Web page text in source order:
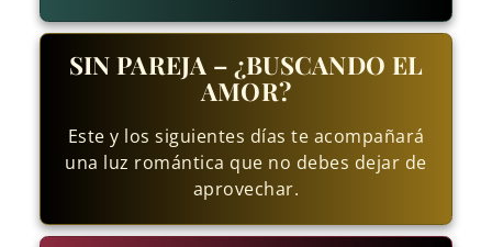
SIN PAREJA – ¿BUSCANDO EL
AMOR?
Este y los siguientes días te acompañará
una luz romántica que no debes dejar de
aprovechar.